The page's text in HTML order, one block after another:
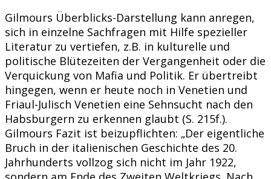
Gilmours Überblicks-Darstellung kann anregen,
sich in einzelne Sachfragen mit Hilfe spezieller
Literatur zu vertiefen, z.B. in kulturelle und
politische Blütezeiten der Vergangenheit oder die
Verquickung von Mafia und Politik. Er übertreibt
hingegen, wenn er heute noch in Venetien und
Friaul-Julisch Venetien eine Sehnsucht nach den
Habsburgern zu erkennen glaubt (S. 215f.).
Gilmours Fazit ist beizupflichten: „Der eigentliche
Bruch in der italienischen Geschichte des 20.
Jahrhunderts vollzog sich nicht im Jahr 1922,